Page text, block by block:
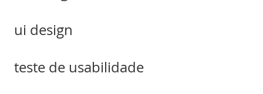
ui design
teste de usabilidade